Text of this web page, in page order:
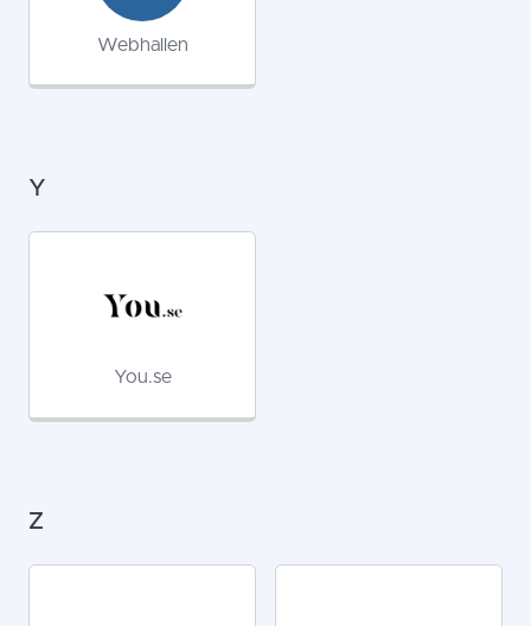
Webhallen
Y
You.se
Z